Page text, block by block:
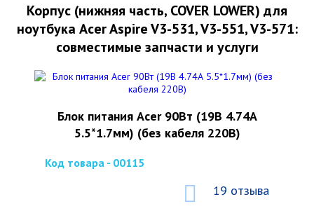
Корпус (нижняя часть, COVER LOWER) для
ноутбука Acer Aspire V3-531, V3-551, V3-571:
совместимые запчасти и услуги
Блок питания Acer 90Вт (19В 4.74А
5.5*1.7мм) (без кабеля 220В)
Код товара - 00115
19 отзыва